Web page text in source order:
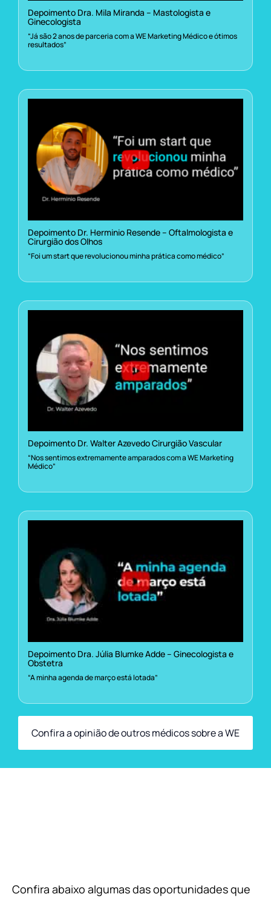
Depoimento Dra. Mila Miranda – Mastologista e
Ginecologista
“Já são 2 anos de parceria com a WE Marketing Médico e ótimos
resultados”
Depoimento Dr. Herminio Resende – Oftalmologista e
Cirurgião dos Olhos
“Foi um start que revolucionou minha prática como médico”
Depoimento Dr. Walter Azevedo Cirurgião Vascular
“Nos sentimos extremamente amparados com a WE Marketing
Médico”
Depoimento Dra. Júlia Blumke Adde – Ginecologista e
Obstetra
“A minha agenda de março está lotada”
Confira a opinião de outros médicos sobre a WE
Confira abaixo algumas das oportunidades que